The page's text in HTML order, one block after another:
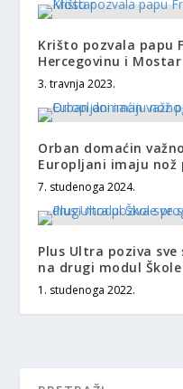
Krišto pozvala papu
Hercegovinu i Mostar
3. travnja 2023.
Orban domaćin
Europljani imaju nož
7. studenoga 2024.
Plus Ultra poziva
na drugi modul
1. studenoga 2022.